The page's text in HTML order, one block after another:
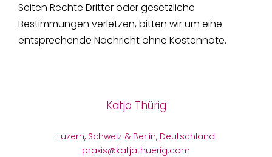
Seiten Rechte Dritter oder gesetzliche
Bestimmungen verletzen, bitten wir um eine
entsprechende Nachricht ohne Kostennote.
Katja Thürig
Luzern, Schweiz & Berlin, Deutschland
praxis@katjathuerig.com